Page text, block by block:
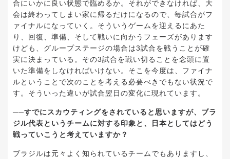
合にいかに良い状態で臨めるか。それができなければ、大
会は終わってしまい家に帰るだけになるので、毎試合がフ
ァイナルになっていく。そういうゲームを迎えるにあた
り、回復、準備、そして戦いに向かうフェーズがあります
けども、グループステージの場合は3試合を戦うことが確
実に決まっている。その3試合を戦い切ることを念頭に置
いた準備をしなければいけない。そこを今度は、ファイナ
ルということで次のことを考える必要べきでもない状況で
す。そういった違いが試合翌日の変化に現れています。
──すでにスカウティングをされていると思いますが、ブラ
ジル代表というチームに対する印象と、日本としてはどう
戦っていこうと考えていますか？
ブラジルは元々よく知られているチームでもありますし、